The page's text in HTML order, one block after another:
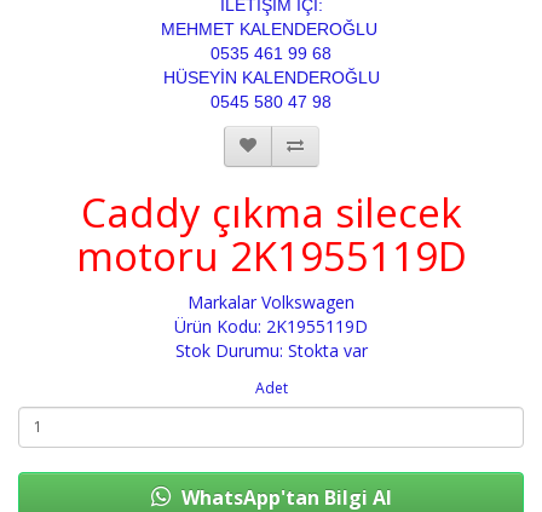
İLETİŞİM İÇİ:
MEHMET KALENDEROĞLU
0535 461 99 68
HÜSEYİN KALENDEROĞLU
0545 580 47 98
Caddy çıkma silecek
motoru 2K1955119D
Markalar Volkswagen
Ürün Kodu: 2K1955119D
Stok Durumu: Stokta var
Adet
WhatsApp'tan Bilgi Al